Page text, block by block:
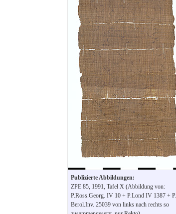
Publizierte Abbildungen:
ZPE 85, 1991, Tafel X (Abbildung von:
P.Ross.Georg. IV 10 + P.Lond IV 1387 + P.
Berol.Inv. 25039 von links nach rechts so